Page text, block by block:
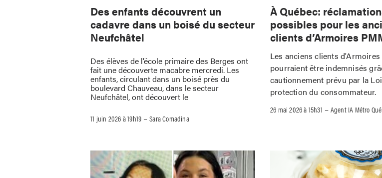
Des enfants découvrent un
cadavre dans un boisé du secteur
Neufchâtel
Des élèves de l’école primaire des Berges ont
fait une découverte macabre mercredi. Les
enfants, circulant dans un boisé près du
boulevard Chauveau, dans le secteur
Neufchâtel, ont découvert le
11 juin 2026 à 19h19 –Sara Comadina
À Québec:
possibles pour les
clients d’Armoires
Les anciens clients
pourraient être indemnisés
cautionnement prévu par la
protection du consommateur.
26 mai 2026 à 15h31 –Agent IA Métro